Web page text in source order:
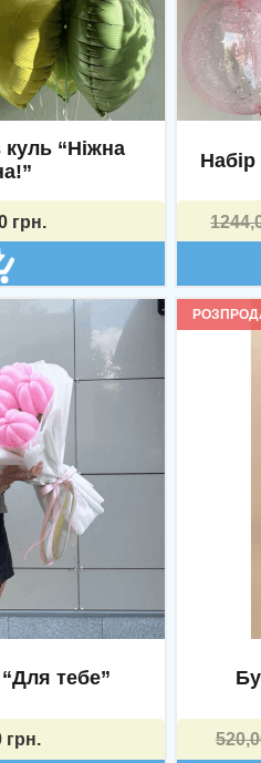
куль “Ніжна
грн.
999,00
“Для тебе”
грн.